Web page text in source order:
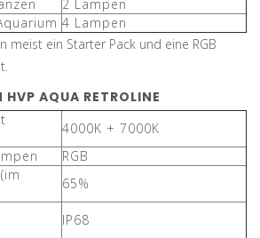
2 Lampen
4 Lampen
meist ein Starter Pack und eine RGB
AQUA RETROLINE
4000K + 7000K
RGB
65%
IP68